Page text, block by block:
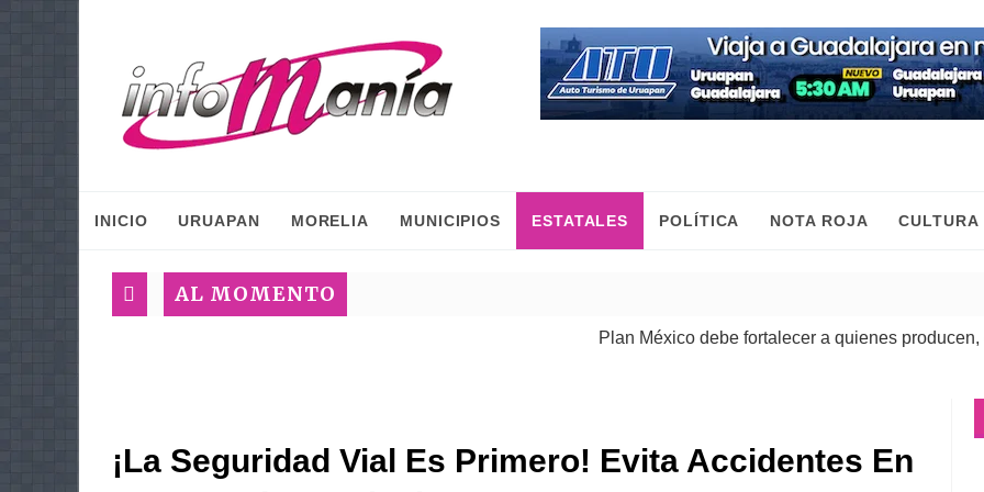
INICIO URUAPAN MORELIA MUNICIPIOS ESTATALES POLÍTICA NOTA ROJA CULTURA
AL MOMENTO
Plan México debe fortalecer a quienes producen,
¡La Seguridad Vial Es Primero! Evita Accidentes En